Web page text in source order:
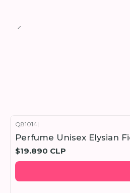
Q81014|
Perfume Unisex Elysian
$19.890 CLP